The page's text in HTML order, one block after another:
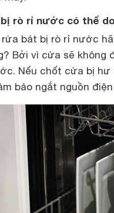
rò rỉ nước có thể
rửa bát bị rò rỉ nước
Bởi vì cửa sẽ
Nếu chốt cửa bị
bảo ngắt nguồn